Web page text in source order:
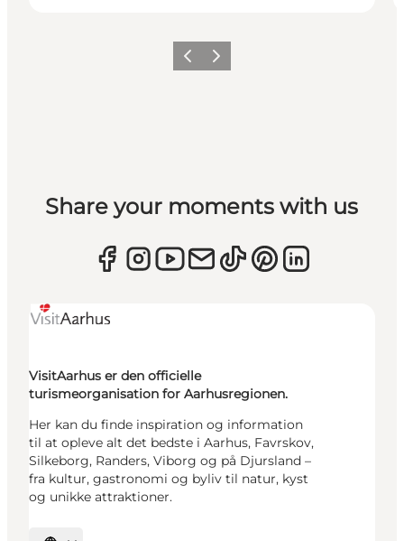
ForrigeNæste
Share your moments with us
VisitAarhus er den officielle
turismeorganisation for Aarhusregionen.
Her kan du finde inspiration og information
til at opleve alt det bedste i Aarhus, Favrskov,
Silkeborg, Randers, Viborg og på Djursland –
fra kultur, gastronomi og byliv til natur, kyst
og unikke attraktioner.